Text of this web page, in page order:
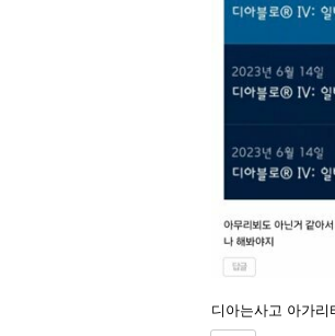
디아는사고 아가리